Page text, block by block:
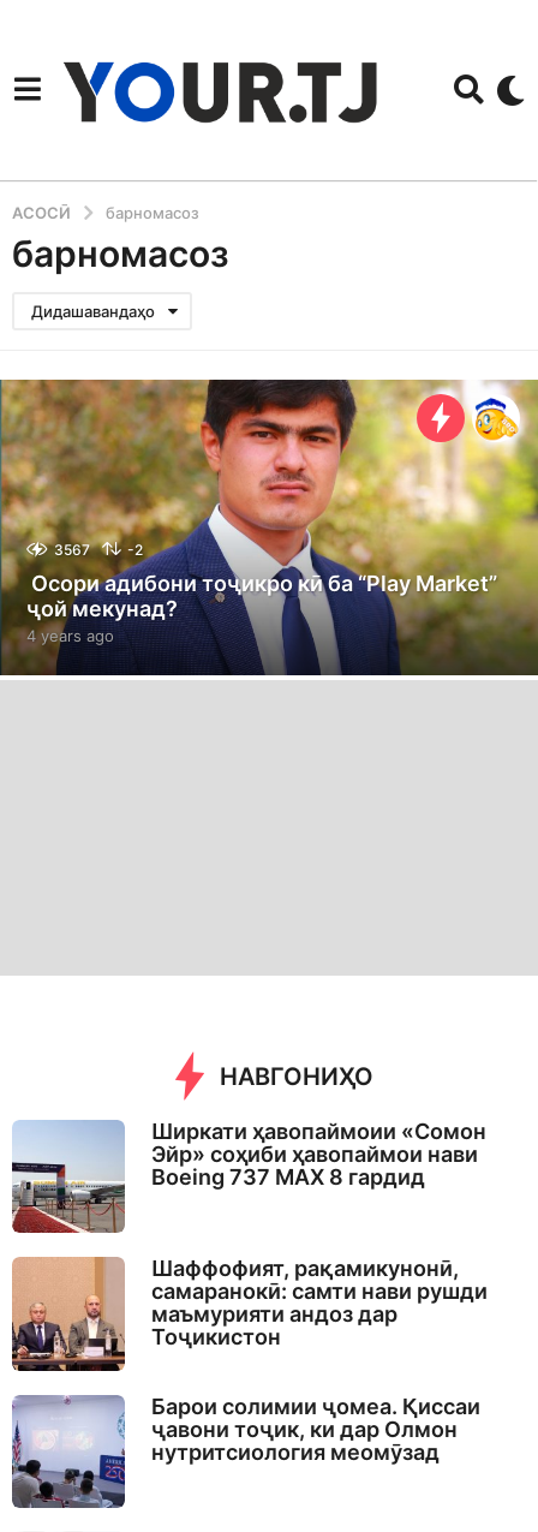
АСОСӢ барномасоз
барномасоз
Дидашавандаҳо
3567 -2
Осори адибони тоҷикро кӣ ба “Play Market”
ҷой мекунад?
4 years ago
e
НАВГОНИҲО
Ширкати ҳавопаймоии «Сомон
Эйр» соҳиби ҳавопаймои нави
Boeing 737 MAX 8 гардид
Шаффофият, рақамикунонӣ,
самаранокӣ: самти нави рушди
маъмурияти андоз дар
Тоҷикистон
Барои солимии ҷомеа. Қиссаи
ҷавони тоҷик, ки дар Олмон
нутритсиология меомӯзад